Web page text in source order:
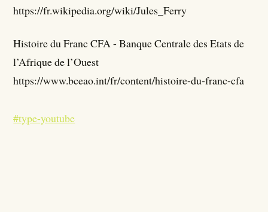
https://fr.wikipedia.org/wiki/Jules_Ferry
Histoire du Franc CFA - Banque Centrale des Etats de
l’Afrique de l’Ouest
https://www.bceao.int/fr/content/histoire-du-franc-cfa
#type-youtube